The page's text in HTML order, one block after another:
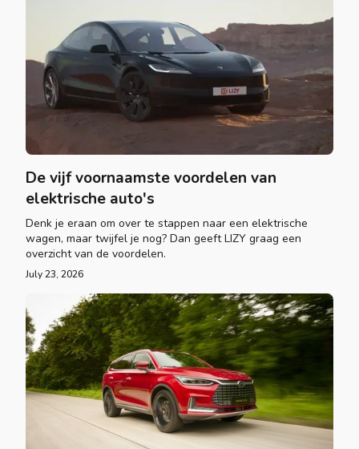
De vijf voornaamste voordelen van
elektrische auto's
Denk je eraan om over te stappen naar een elektrische
wagen, maar twijfel je nog? Dan geeft LIZY graag een
overzicht van de voordelen.
July 23, 2026